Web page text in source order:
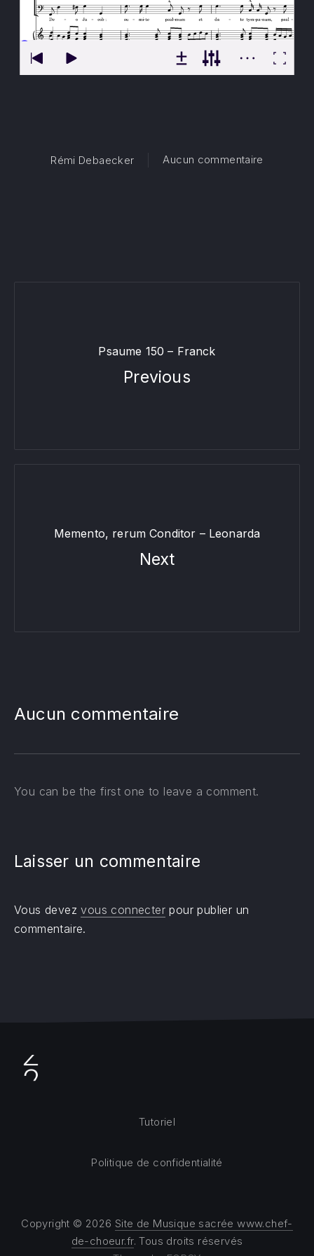
Rémi Debaecker Aucun commentaire
Psaume 150 – Franck
Previous
Memento, rerum Conditor – Leonarda
Next
Aucun commentaire
You can be the first one to leave a comment.
Laisser un commentaire
Vous devezvous connecter pour publier un
commentaire.
Copyright © 2026 Site de Musique sacrée www.chef-
de-choeur.fr. Tous droits réservés
Tutoriel
Politique de confidentialité